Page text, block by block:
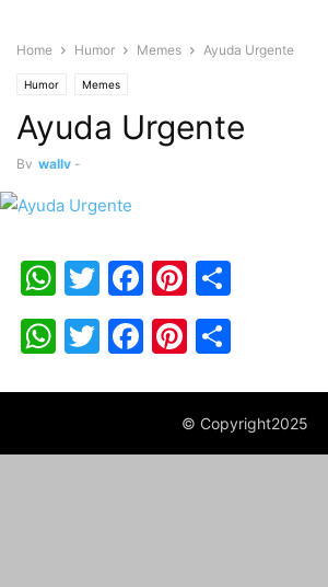
Home Humor Memes Ayuda Urgente
Humor Memes
Ayuda Urgente
By wally -
WhatsApp
Twitter
Facebook
Pinterest
WhatsApp
Twitter
Facebook
Pinterest
© Copyright2025